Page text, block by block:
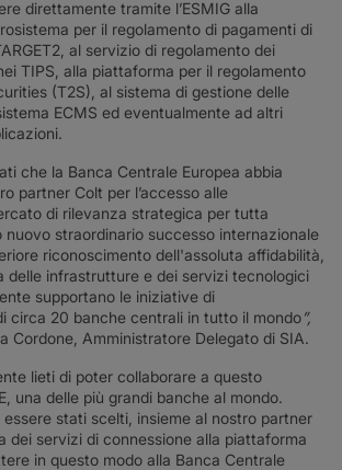
direttamente tramite l’ESMIG alla
per il regolamento di pagamenti di
al servizio di regolamento dei
TIPS, alla piattaforma per il regolamento
(T2S), al sistema di gestione delle
ECMS ed eventualmente ad altri
che la Banca Centrale Europea abbia
partner Colt per l’accesso alle
di rilevanza strategica per tutta
nuovo straordinario successo internazionale
riconoscimento dell'assoluta affidabilità,
delle infrastrutture e dei servizi tecnologici
supportano le iniziative di
circa 20 banche centrali in tutto il mondo”,
Cordone, Amministratore Delegato di SIA.
lieti di poter collaborare a questo
una delle più grandi banche al mondo.
essere stati scelti, insieme al nostro partner
dei servizi di connessione alla piattaforma
in questo modo alla Banca Centrale